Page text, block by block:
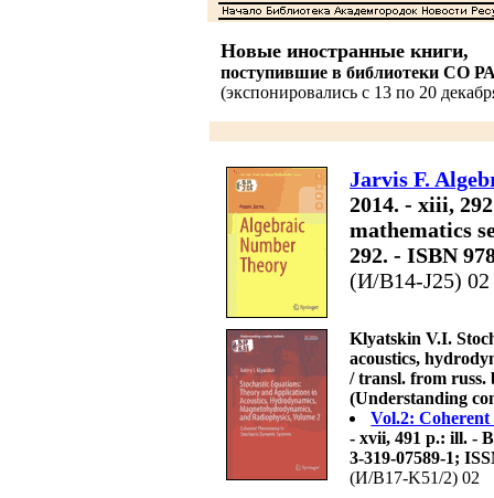
Новые иностранные книги,
поступившие в библиотеки СО
(экспонировались с 13 по 20
Jarvis F.
2014. - xiii,
mathematics
292. - ISBN
(И/В14-J25) 02
Klyatskin V.I.
acoustics,
/ transl. from russ.
(Understanding
Vol.2: Coherent
- xvii, 491 p.: ill. -
3-319-07589-1;
(И/В17-K51/2) 02